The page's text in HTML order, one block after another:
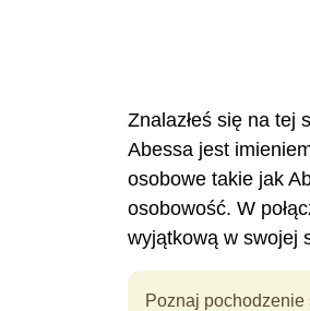
Znalazłeś się na tej
Abessa jest
osobowe takie jak
osobowość. W
wyjątkową w swojej
Poznaj